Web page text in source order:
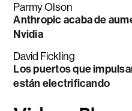
Parmy Olson
Anthropic acaba de
Nvidia
David Fickling
Los puertos que
están electrificando